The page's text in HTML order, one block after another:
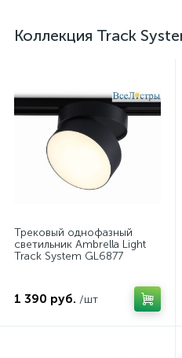
Коллекция Track
Трековый однофазный
светильник Ambrella Light
Track System GL6877
1 390 руб. /шт